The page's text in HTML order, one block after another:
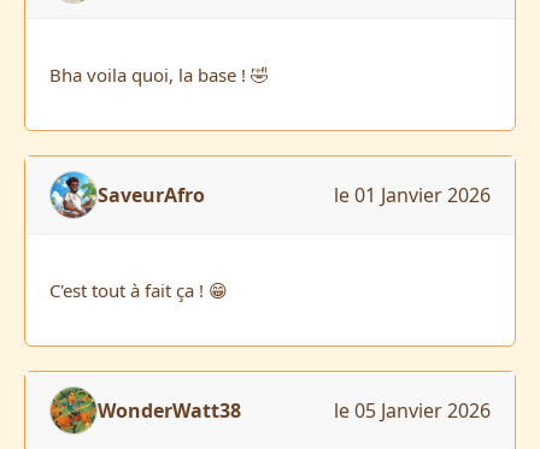
Bha voila quoi, la base ! 🤣
SaveurAfro le 01 Janvier 2026
C'est tout à fait ça ! 😁
WonderWatt38 le 05 Janvier 2026